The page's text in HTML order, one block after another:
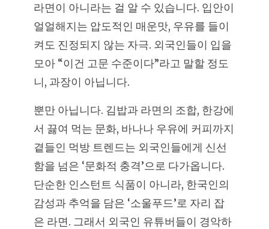
라면이 아니라는 걸 알 수 있습니다. 입안이
얼얼해지는 압도적인 매운맛, 우유를 들이
켜도 진정되지 않는 자극. 외국인들이 입을
모아 “이건 고문 수준이다”라고 말할 정도
니, 과장이 아닙니다.
뿐만 아닙니다. 김밥과 라면의 조합, 한강에
서 끓여 먹는 문화, 바나나 우유에 커피까지
곁들인 먹방 트렌드는 외국인들에게 신선
함을 넘은 ‘문화적 충격’으로 다가옵니다.
단순한 인스턴트 식품이 아니라, 한국인의
감성과 추억을 담은 ‘소울푸드’로 자리 잡
은 라면. 그래서 외국인 유튜버들이 경악하